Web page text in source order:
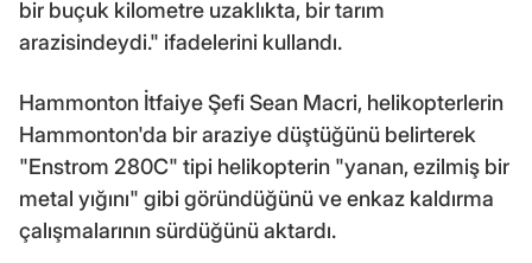
bir buçuk kilometre uzaklıkta, bir tarım
arazisindeydi." ifadelerini kullandı.
Hammonton İtfaiye Şefi Sean Macri, helikopterlerin
Hammonton'da bir araziye düştüğünü belirterek
"Enstrom 280C" tipi helikopterin "yanan, ezilmiş bir
metal yığını" gibi göründüğünü ve enkaz kaldırma
çalışmalarının sürdüğünü aktardı.